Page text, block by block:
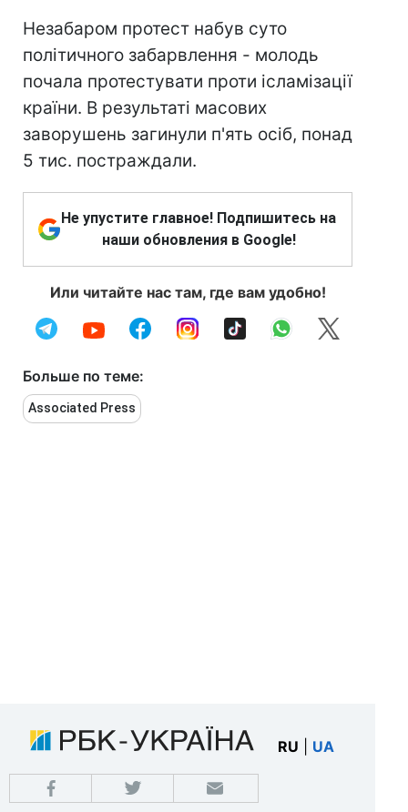
Незабаром протест набув суто
політичного забарвлення - молодь
почала протестувати проти ісламізації
країни. В результаті масових
заворушень загинули п'ять осіб, понад
5 тис. постраждали.
Не упустите главное! Подпишитесь на
наши обновления в Google!
Или читайте нас там, где вам удобно!
Больше по теме:
Associated Press
RU UA